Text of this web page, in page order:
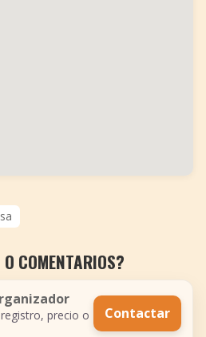
COMENTARIOS?
precio o
Contactar